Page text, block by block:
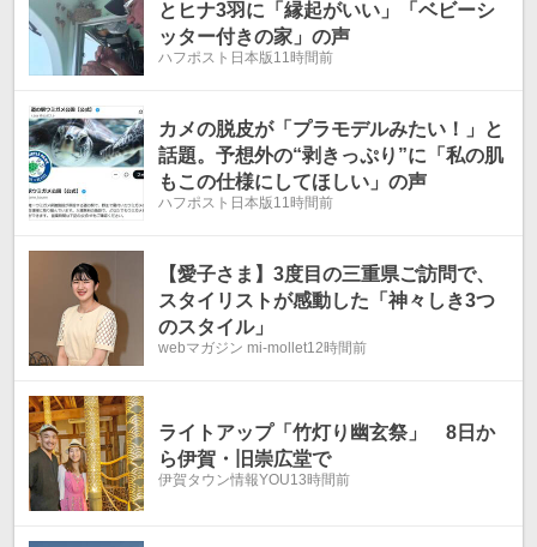
とヒナ3羽に「縁起がいい」「ベビーシ
ッター付きの家」の声
ハフポスト日本版11時間前
カメの脱皮が「プラモデルみたい！」と
話題。予想外の“剥きっぷり”に「私の肌
もこの仕様にしてほしい」の声
ハフポスト日本版11時間前
【愛子さま】3度目の三重県ご訪問で、
スタイリストが感動した「神々しき3つ
のスタイル」
webマガジン mi-mollet12時間前
ライトアップ「竹灯り幽玄祭」 8日か
ら伊賀・旧崇広堂で
伊賀タウン情報YOU13時間前